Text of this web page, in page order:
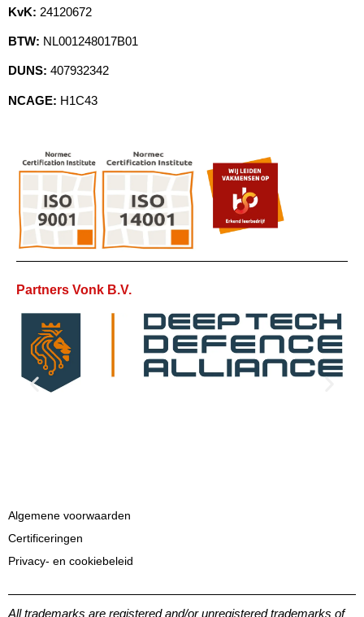
KvK: 24120672
BTW: NL001248017B01
DUNS: 407932342
NCAGE: H1C43
Partners Vonk B.V.
Algemene voorwaarden
Certificeringen
Privacy- en cookiebeleid
All trademarks are registered and/or unregistered trademarks of